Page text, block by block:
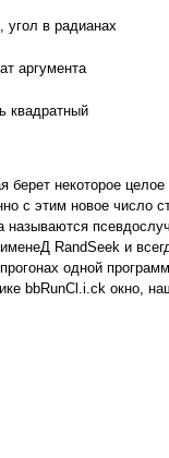
угол в радианах
аргумента
квадратный
некоторое
с этим новое
называются
RandSeek и
одной
bbRunCl.i.ck окно,